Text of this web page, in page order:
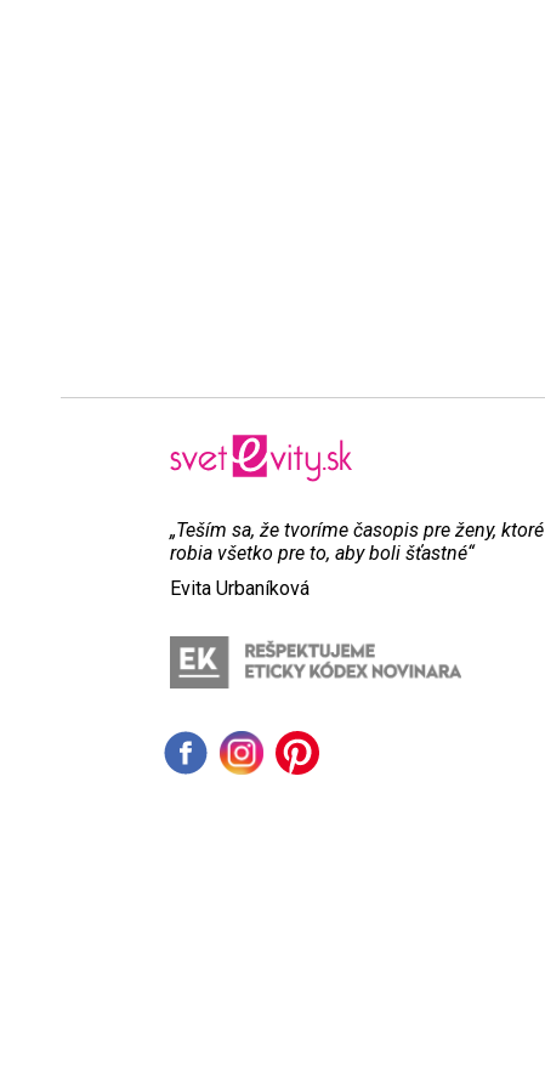
„Teším sa, že tvoríme časopis pre ženy, ktoré
robia všetko pre to, aby boli šťastné“
Evita Urbaníková